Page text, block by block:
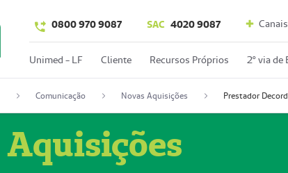
0800 970 9087 SAC 4020 9087
Unimed - LF Cliente Recursos Próprios 2º via de
Comunicação Novas Aquisições